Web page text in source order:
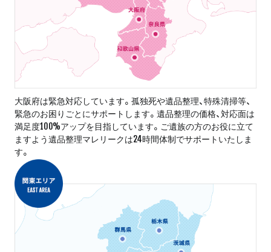
大阪府は緊急対応しています。孤独死や遺品整理、特殊清掃等、
緊急のお困りごとにサポートします。遺品整理の価格、対応面は
満足度100%アップを目指しています。ご遺族の方のお役に立て
ますよう遺品整理マレリークは24時間体制でサポートいたしま
す。